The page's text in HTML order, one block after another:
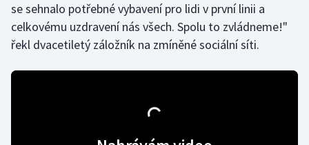
Judo
se sehnalo potřebné vybavení pro lidi v první linii a
celkovému uzdravení nás všech. Spolu to zvládneme!"
řekl dvacetiletý záložník na zmíněné sociální síti.